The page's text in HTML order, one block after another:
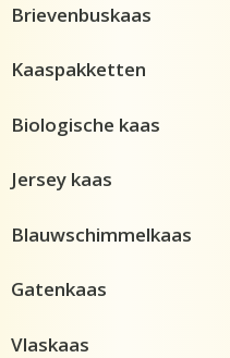
Brievenbuskaas
Kaaspakketten
Biologische kaas
Jersey kaas
Blauwschimmelkaas
Gatenkaas
Vlaskaas